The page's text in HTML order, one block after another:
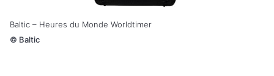
Baltic – Heures du Monde Worldtimer
© Baltic